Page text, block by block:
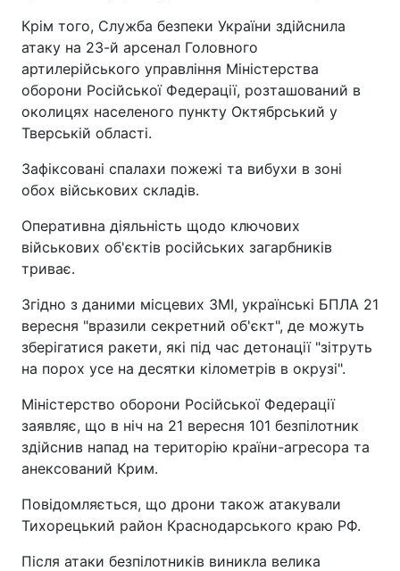
Крім того, Служба безпеки України здійснила
атаку на 23-й арсенал Головного
артилерійського управління Міністерства
оборони Російської Федерації, розташований в
околицях населеного пункту Октябрський у
Тверській області.
Зафіксовані спалахи пожежі та вибухи в зоні
обох військових складів.
Оперативна діяльність щодо ключових
військових об'єктів російських загарбників
триває.
Згідно з даними місцевих ЗМІ, українські БПЛА 21
вересня "вразили секретний об'єкт", де можуть
зберігатися ракети, які під час детонації "зітруть
на порох усе на десятки кілометрів в окрузі".
Міністерство оборони Російської Федерації
заявляє, що в ніч на 21 вересня 101 безпілотник
здійснив напад на територію країни-агресора та
анексований Крим.
Повідомляється, що дрони також атакували
Тихорецький район Краснодарського краю РФ.
Після атаки безпілотників виникла велика